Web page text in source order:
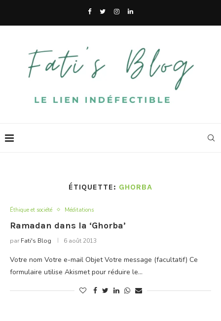
ÉTIQUETTE: GHORBA
Éthique et société Méditations
Ramadan dans la ‘Ghorba’
par Fati's Blog 6 août 2013
Votre nom Votre e-mail Objet Votre message (facultatif) Ce
formulaire utilise Akismet pour réduire le…